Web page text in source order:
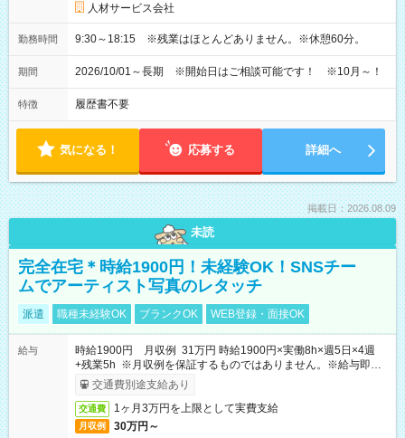
人材サービス会社
勤務時間 9:30～18:15 ※残業はほとんどありません。※休憩60分。
期間 2026/10/01～長期 ※開始日はご相談可能です！ ※10月～！
特徴 履歴書不要
気になる！ 応募する 詳細へ
掲載日：2026.08.09
未読
完全在宅＊時給1900円！未経験OK！SNSチー
ムでアーティスト写真のレタッチ
派遣 職種未経験OK ブランクOK WEB登録・面接OK
給与
時給1900円 月収例 31万円 時給1900円×実働8h×週5日×4週
+残業5h ※月収例を保証するものではありません。※給与即受
取りサービス利用可（利用条件有）
交通費別途支給あり
交通費 1ヶ月3万円を上限として実費支給
月収例 30万円～